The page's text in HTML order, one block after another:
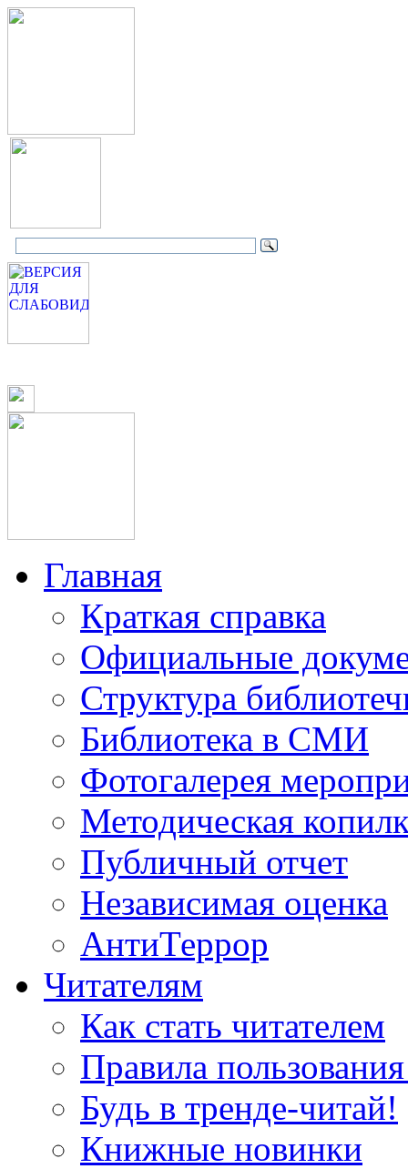
Главная
Краткая справка
Официальные
Структура
Библиотека в СМИ
Фотогалерея
Методическая
Публичный отчет
Независимая оценка
АнтиТеррор
Читателям
Как стать читателем
Правила
Будь в тренде-читай!
Книжные новинки